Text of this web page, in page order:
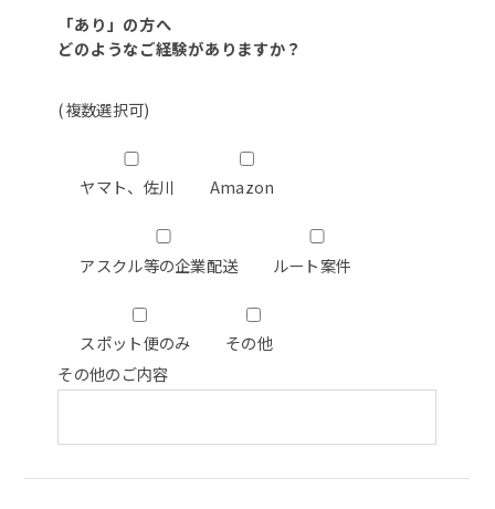
「あり」の方へ
どのようなご経験がありますか？
(複数選択可)
ヤマト、佐川 Amazon
アスクル等の企業配送 ルート案件
スポット便のみ
その他
その他のご内容